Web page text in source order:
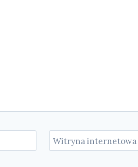
Witryna internetowa